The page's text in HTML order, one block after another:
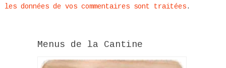
les données de vos commentaires sont traitées.
Menus de la Cantine